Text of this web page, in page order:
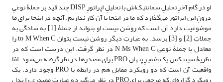
او در گامِ آخرِ تحلیلِ سمانتیک‌اش با تحلیلِ اپراتورِ DISP چند قید بر جملۀ نوعیِ
درونِ این اپراتور می‌گذارد که ما در اینجا با آن کار نداریم. آنچه در اینجا برای ما
موضوعیت دارد آن است که روشن نیست او بتواند از جملۀ [1] به سادگی به
جملاتِ [2] و [3] برسد. به عبارتِ دیگر روشن نیست بتوان to M When C را
معادل با جملۀ نوعیِ N Ms When C در نظر گرفت. این درست است که در
نظریۀ سینتکس یک ضمیرِ پنهانِ PRO برای مصدرها در نظر گرفته می‌شود. امّا
واقعیت آن است که دو رویکردِ مقابلِ هم در رابطه با PRO وجود دارد. یک